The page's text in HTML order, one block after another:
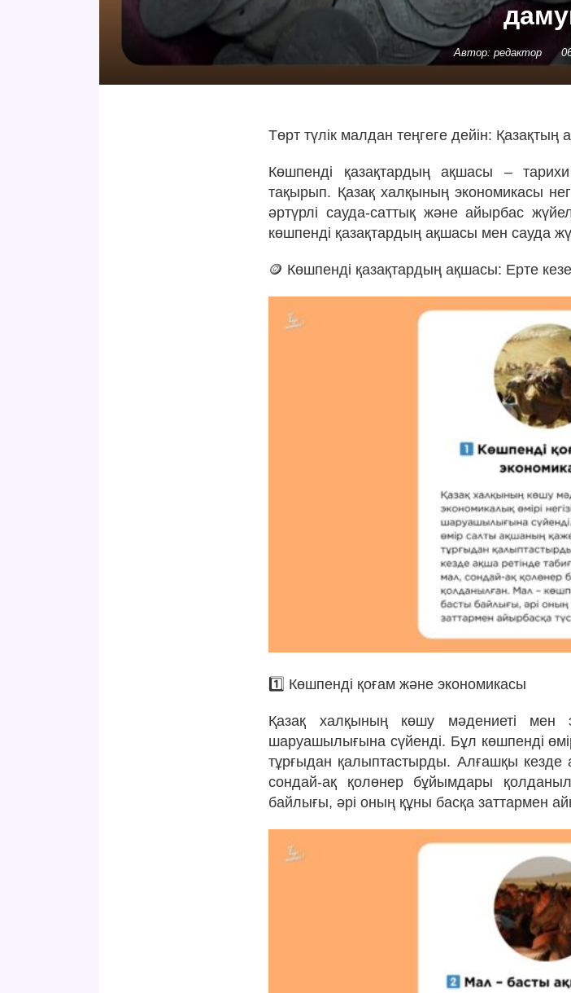
Автор: редактор
Төрт түлік малдан теңгеге дейін: Қазақтың
Көшпенді қазақтардың ақшасы –
тақырып. Қазақ халқының экономикасы
әртүрлі сауда-саттық және айырбас
көшпенді қазақтардың ақшасы мен сауда
🪙 Көшпенді қазақтардың ақшасы: Ерте
1️⃣ Көшпенді қоғам және экономикасы
Қазақ халқының көшу мәдениеті мен
шаруашылығына сүйенді. Бұл көшпенді
тұрғыдан қалыптастырды. Алғашқы кезде
сондай-ақ қолөнер бұйымдары
байлығы, әрі оның құны басқа заттармен